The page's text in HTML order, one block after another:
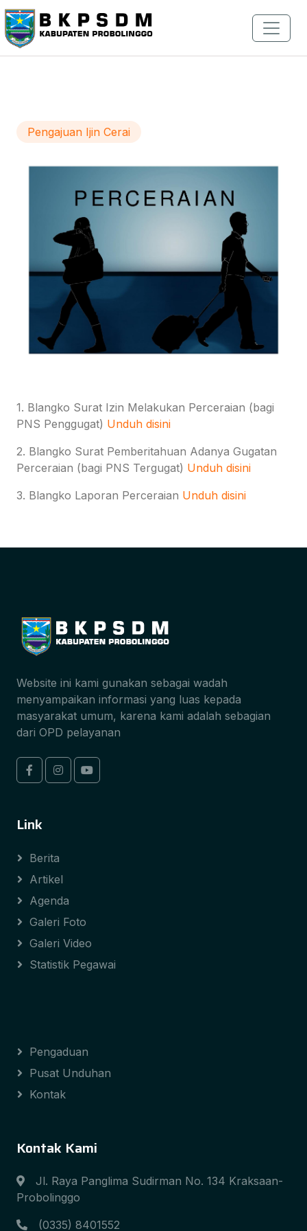
Pengajuan Ijin Cerai
1. Blangko Surat Izin Melakukan Perceraian (bagi
PNS Penggugat) Unduh disini
2. Blangko Surat Pemberitahuan Adanya Gugatan
Perceraian (bagi PNS Tergugat) Unduh disini
3. Blangko Laporan Perceraian Unduh disini
Website ini kami gunakan sebagai wadah
menyampaikan informasi yang luas kepada
masyarakat umum, karena kami adalah sebagian
dari OPD pelayanan
Link
Berita
Artikel
Agenda
Galeri Foto
Galeri Video
Statistik Pegawai
Pengaduan
Pusat Unduhan
Kontak
Kontak Kami
Jl. Raya Panglima Sudirman No. 134 Kraksaan-
Probolinggo
(0335) 8401552